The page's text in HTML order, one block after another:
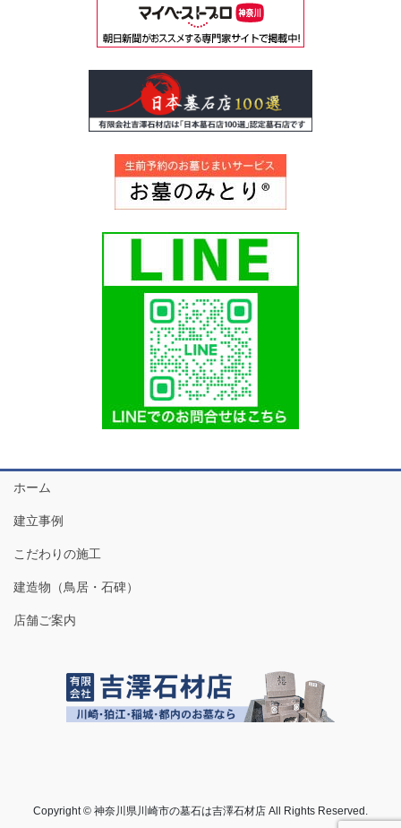
ホーム
建立事例
こだわりの施工
建造物（鳥居・石碑）
店舗ご案内
Copyright © 神奈川県川崎市の墓石は吉澤石材店 All Rights Reserved.